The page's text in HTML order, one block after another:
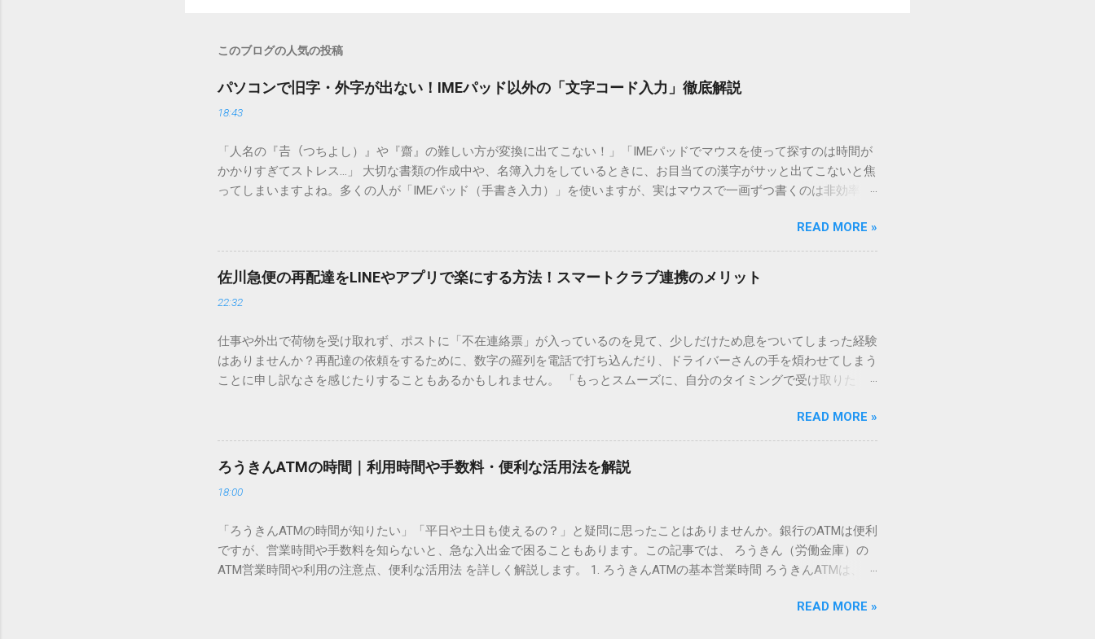
このブログの人気の投稿
パソコンで旧字・外字が出ない！IMEパッド以外の「文字コード入力」徹底解説
18:43
「人名の『𠮷（つちよし）』や『齋』の難しい方が変換に出てこない！」「IMEパッドでマウスを使って探すのは時間が
かかりすぎてストレス…」 大切な書類の作成中や、名簿入力をしているときに、お目当ての漢字がサッと出てこないと焦
ってしまいますよね。多くの人が「IMEパッド（手書き入力）」を使いますが、実はマウスで一画ずつ書くのは非効率で
ードを打ち込むだけで一瞬で旧字や外字、特殊記号を呼び出す「文字コード入力」のテクニックを詳しく解説します。
この方法をマスターすれば、もう難しい漢字の入力で手を止める必要はありません。 1. なぜ「変換」しても旧字・外字
が出てこないのか？ そもそも、なぜ普通の変換で出てこない漢字があるのでしょうか。その理由は、パソコンが文字を
認識する仕組みにあります。 日本のパソコンで一般的に使われる漢字は、JIS規格（日本産業規格）によって「第1水
準」「第2水準」といった形で整理されています。しかし、人名や地名に使われる非常に古い漢字（旧字）や、特定の組
「Unicode（ユニコード）」や「JISコード」といった 文字コード です。パソコン上のすべての文字には、いわば「住
所」のような番号が割り振られています。変換候補に出ない文字でも、この住所（コード）を直接指定すれば、確実に呼
び出すことができるのです。 2. Windows標準機能！文字コードで漢字を出す「16進数入力」 最も汎用性が高く、特別な
できます。 具体的な手順（Unicode入力） 入力したい文字の「Unicode（例：20BB7）」を把握する。 入力モードを「半
角」にする（※重要）。 **「20BB7」**と入力する。 直後にキーボードの**[Alt]キーを押しながら[X]キー**を押す。 入
力した数字が、一瞬で対応する漢字（例：𠮷）に変換されます。 注記： この方法は、特にMicrosoft Wordで非常に強力
READ MORE »
佐川急便の再配達をLINEやアプリで楽にする方法！スマートクラブ連携のメリット
22:32
仕事や外出で荷物を受け取れず、ポストに「不在連絡票」が入っているのを見て、少しだけため息をついてしまった経験
はありませんか？再配達の依頼をするために、数字の羅列を電話で打ち込んだり、ドライバーさんの手を煩わせてしまう
ことに申し訳なさを感じたりすることもあるかもしれません。 「もっとスムーズに、自分のタイミングで受け取りた
ビス「スマートクラブ」と、LINEや公式アプリの連携です。これらを活用するだけで、再配達のストレスは驚くほど軽く
なります。この記事では、忙しい毎日をサポートする便利な受け取り術と、連携による具体的なメリットを徹底解説しま
す。 佐川急便の再配達が劇的に変わる「スマートクラブ」とは？ まず押さえておきたいのが、佐川急便の個人向け無料
会員サービス「スマートクラブ」です。これは、荷物の配送状況をリアルタイムで管理するための基盤となるサービスで
す。 以前はウェブサイトを開いてログインする手間がありましたが、現在はLINEやアプリと紐付けることで、その利便
じめ配達時間を変更するといった先回りの対応が可能になります。 LINE連携で「不在連絡票」とおさらばできる理由 日
本国内で最も利用されているコミュニケーションアプリ「LINE」を佐川急便と連携させると、荷物の受け取り体験が一変
します。 1. トーク画面からワンタップで依頼 不在連絡票に記載されたQRコードを読み取る手間すら、過去のものになり
接届きます。そのまま画面上のボタンをタップするだけで、希望の日時や場所を指定して再配達を依頼できます。 2. 24
READ MORE »
ろうきんATMの時間｜利用時間や手数料・便利な活用法を解説
18:00
「ろうきんATMの時間が知りたい」「平日や土日も使えるの？」と疑問に思ったことはありませんか。銀行のATMは便利
ですが、営業時間や手数料を知らないと、急な入出金で困ることもあります。この記事では、 ろうきん（労働金庫）の
ATM営業時間や利用の注意点、便利な活用法 を詳しく解説します。 1. ろうきんATMの基本営業時間 ろうきんATMは、利
日：休止（※一部店舗では土曜日のみ利用可能） 店舗内ATMは、銀行窓口と同じ営業時間で利用でき、 窓口での対応も
READ MORE »